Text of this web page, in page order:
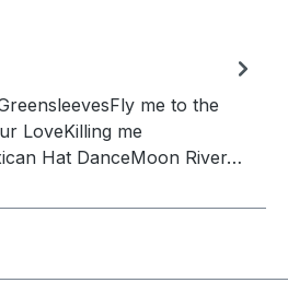
me to the
LoveKilling me
Hat DanceMoon River…